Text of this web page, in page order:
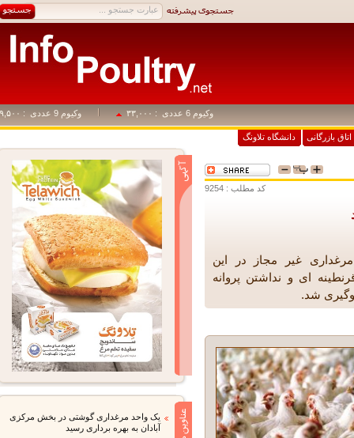
وکیوم 6 عددی : ۳۳,۰۰۰ وکیوم 9 عددی : ۴۹,۵۰۰
بازرگانی دانشگاه تلاونگ
کد مطلب : 9254
غیر مجاز در این
ای و نداشتن پروانه
شد.
یک واحد مرغداری گوشتی در بخش مرکزی
آبادان به بهره برداری رسید